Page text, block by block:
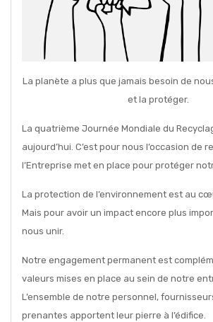
La planète a plus que jamais besoin de
et la protéger.
La quatrième Journée Mondiale du
aujourd’hui. C’est pour nous l’occasion de
l’Entreprise met en place pour protéger
La protection de l’environnement est au
Mais pour avoir un impact encore plus
nous unir.
Notre engagement permanent est
valeurs mises en place au sein de notre
L’ensemble de notre personnel,
prenantes apportent leur pierre à l’édifice.